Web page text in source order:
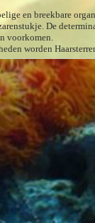
en breekbare
De
voorkomen.
worden